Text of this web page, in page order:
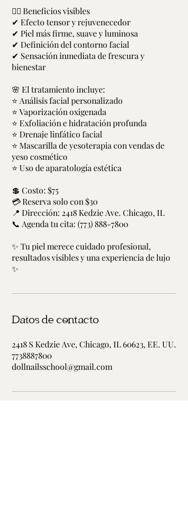
💆‍♀️ Beneficios visibles
✔ Efecto tensor y rejuvenecedor
✔ Piel más firme, suave y luminosa
✔ Definición del contorno facial
✔ Sensación inmediata de frescura y
bienestar
🌸 El tratamiento incluye:
⭐ Análisis facial personalizado
⭐ Vaporización oxigenada
⭐ Exfoliación e hidratación profunda
⭐ Drenaje linfático facial
⭐ Mascarilla de yesoterapia con vendas de
yeso cosmético
⭐ Uso de aparatología estética
💲 Costo: $75
💳 Reserva solo con $30
📍 Dirección: 2418 Kedzie Ave. Chicago, IL
📞 Agenda tu cita: (773) 888-7800
✨ Tu piel merece cuidado profesional,
resultados visibles y una experiencia de lujo
✨
Datos de contacto
2418 S Kedzie Ave, Chicago, IL 60623, EE. UU.
7738887800
dollnailsschool@gmail.com